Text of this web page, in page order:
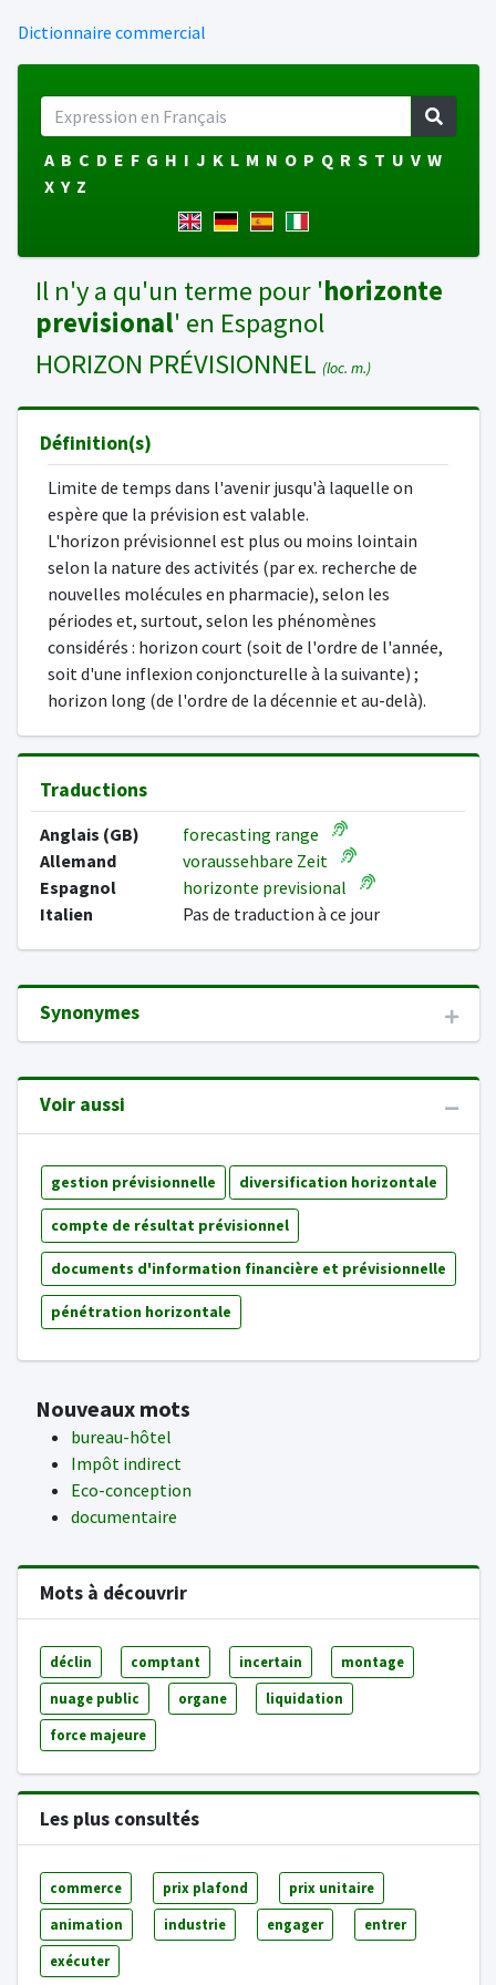
Dictionnaire commercial
A B C D E F G H I J K L M N O P Q R S T U V W
X Y Z
Il n'y a qu'un terme pour 'horizonte
previsional' en Espagnol
HORIZON PRÉVISIONNEL (loc. m.)
Définition(s)
Limite de temps dans l'avenir jusqu'à laquelle on
espère que la prévision est valable.
L'horizon prévisionnel est plus ou moins lointain
selon la nature des activités (par ex. recherche de
nouvelles molécules en pharmacie), selon les
périodes et, surtout, selon les phénomènes
considérés : horizon court (soit de l'ordre de l'année,
soit d'une inflexion conjoncturelle à la suivante) ;
horizon long (de l'ordre de la décennie et au-delà).
Traductions
Anglais (GB)
forecasting range
Allemand
voraussehbare Zeit
Espagnol
horizonte previsional
Italien
Pas de traduction à ce jour
Synonymes
Voir aussi
gestion prévisionnelle diversification horizontale
compte de résultat prévisionnel
documents d'information financière et prévisionnelle
pénétration horizontale
Nouveaux mots
bureau-hôtel
Impôt indirect
Eco-conception
documentaire
Mots à découvrir
déclin comptant incertain montage
nuage public organe liquidation
force majeure
Les plus consultés
commerce prix plafond prix unitaire
animation industrie engager entrer
exécuter